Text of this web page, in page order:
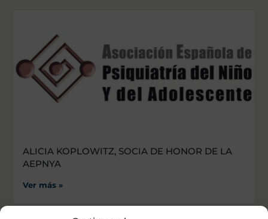
ALICIA KOPLOWITZ, SOCIA DE HONOR DE LA
AEPNYA
Ver más »